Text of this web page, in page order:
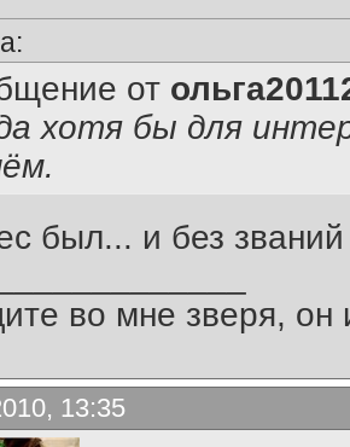
от
хотя бы для
был... и без
во мне зверя, он
13:35